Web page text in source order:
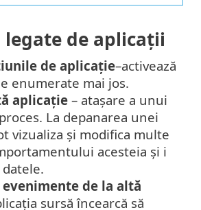
de aplicații
de aplicație–activează
enumerate mai jos.
aplicație – atașare a unui
La depanarea unei
vizualiza și modifica multe
acesteia și i
datele.
de la altă
sursă încearcă să